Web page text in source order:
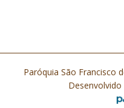
Paróquia São Francisco